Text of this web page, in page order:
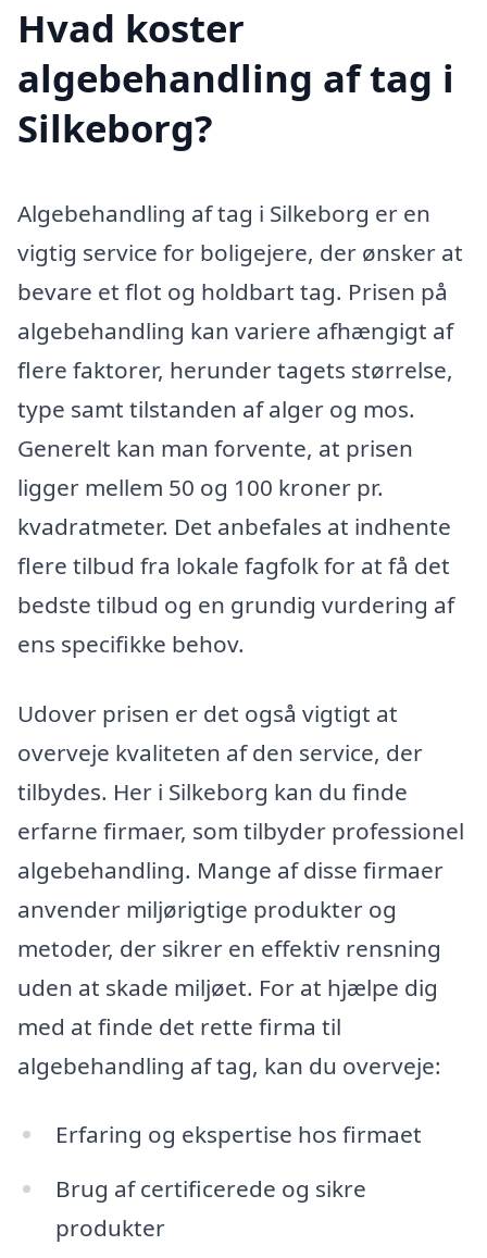
Hvad koster
algebehandling af tag i
Silkeborg?
Algebehandling af tag i Silkeborg er en
vigtig service for boligejere, der ønsker at
bevare et flot og holdbart tag. Prisen på
algebehandling kan variere afhængigt af
flere faktorer, herunder tagets størrelse,
type samt tilstanden af alger og mos.
Generelt kan man forvente, at prisen
ligger mellem 50 og 100 kroner pr.
kvadratmeter. Det anbefales at indhente
flere tilbud fra lokale fagfolk for at få det
bedste tilbud og en grundig vurdering af
ens specifikke behov.
Udover prisen er det også vigtigt at
overveje kvaliteten af den service, der
tilbydes. Her i Silkeborg kan du finde
erfarne firmaer, som tilbyder professionel
algebehandling. Mange af disse firmaer
anvender miljørigtige produkter og
metoder, der sikrer en effektiv rensning
uden at skade miljøet. For at hjælpe dig
med at finde det rette firma til
algebehandling af tag, kan du overveje:
Erfaring og ekspertise hos firmaet
Brug af certificerede og sikre
produkter